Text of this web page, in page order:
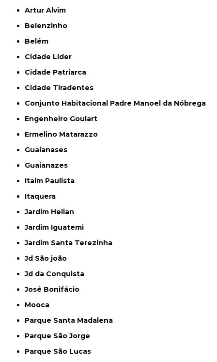
Artur Alvim
Belenzinho
Belém
Cidade Líder
Cidade Patriarca
Cidade Tiradentes
Conjunto Habitacional Padre Manoel da Nóbrega
Engenheiro Goulart
Ermelino Matarazzo
Guaianases
Guaianazes
Itaim Paulista
Itaquera
Jardim Helian
Jardim Iguatemi
Jardim Santa Terezinha
Jd São joão
Jd da Conquista
José Bonifácio
Mooca
Parque Santa Madalena
Parque São Jorge
Parque São Lucas